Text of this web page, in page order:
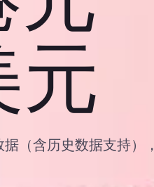
元
（含历史数据支持），